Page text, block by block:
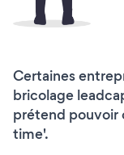
Certaines
bricolage
prétend pouvoir
time'.